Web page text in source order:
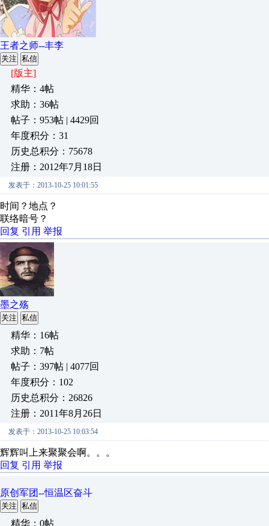
王者之师--丰李
关注 私信
[版主]
精华：4帖
求助：36帖
帖子：953帖 | 4429回
年度积分：31
历史总积分：75678
注册：2012年7月18日
发表于：2013-10-25 10:01:55
时间？地点？
联络暗号？
回复 引用 举报
墨之殇
关注 私信
精华：16帖
求助：7帖
帖子：397帖 | 4077回
年度积分：102
历史总积分：26826
注册：2011年8月26日
发表于：2013-10-25 10:03:54
辉辉叫上来聚聚会啊。。。
回复 引用 举报
原创军团--恒温区奋斗
关注 私信
精华：0帖